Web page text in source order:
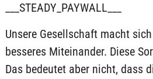
___STEADY_PAYWALL___
Unsere Gesellschaft macht
besseres Miteinander. Diese
Das bedeutet aber nicht, dass